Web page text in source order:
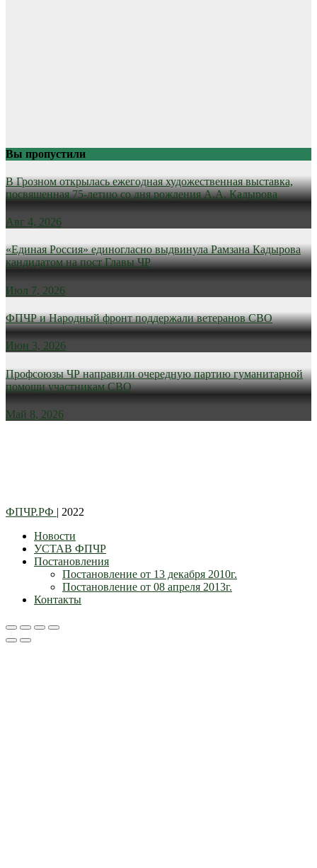
Вы пропустили
В Грозном открылась ежегодная художественная выставка,
посвященная 75-летию со дня рождения А.А. Кадырова
Авг 4, 2026
«Единая Россия» единогласно выдвинула Рамзана Кадырова
кандидатом на пост Главы ЧР
Июл 7, 2026
ФПЧР и Народный фронт поддержали ветеранов СВО
Июн 3, 2026
Профсоюзы ЧР направили очередную партию гуманитарной
помощи участникам СВО
Май 8, 2026
ФПЧР.РФ | 2022
Новости
УСТАВ ФПЧР
Постановления
Постановление от 13 декабря 2010г.
Постановление от 08 апреля 2013г.
Контакты